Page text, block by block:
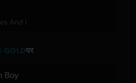
And I
GOLDपर
Boy